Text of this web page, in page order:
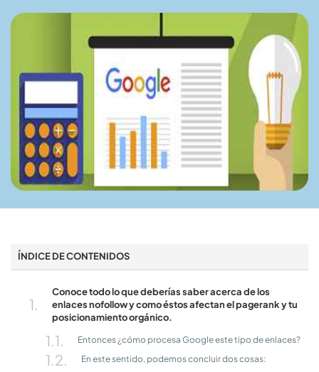
ÍNDICE DE CONTENIDOS
Conoce todo lo que deberías saber acerca de los
enlaces nofollow y como éstos afectan el pagerank y tu
posicionamiento orgánico.
Entonces ¿cómo procesa Google este tipo de enlaces?
En este sentido, podemos concluir dos cosas: